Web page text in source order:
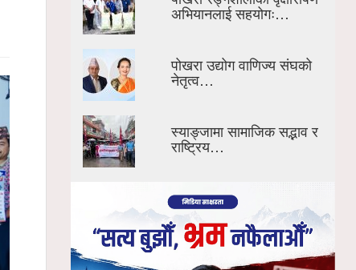
अभियानलाई सहयोगः…
पोखरा उद्योग वाणिज्य संघको
नेतृत्व…
स्याङ्जामा सामाजिक सद्भाव र
राष्ट्रिय…